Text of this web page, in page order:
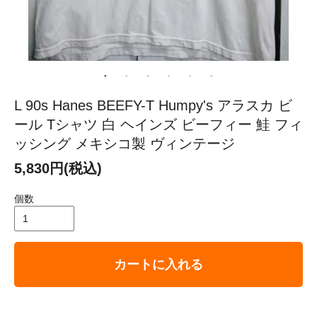
L 90s Hanes BEEFY-T Humpy's アラスカ ビ
ール Tシャツ 白 ヘインズ ビーフィー 鮭 フィ
ッシング メキシコ製 ヴィンテージ
5,830円(税込)
個数
カートに入れる